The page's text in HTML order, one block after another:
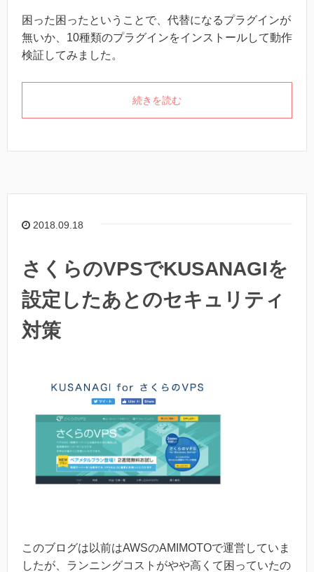
困った困ったということで、代替になるプラグインが
無いか、10種類のプラグインをインストールして動作
検証してみました。
続きを読む
2018.09.18
さくらのVPSでKUSANAGIを
設定したあとのセキュリティ
対策
このブログは以前はAWSのAMIMOTOで運営していま
したが、ランニングコストがやや高くて困っていたの